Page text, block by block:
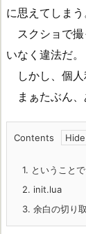
に思えてしまう
スクショで撮
いなく違法だ。
しかし、個人
まぁたぶん、
Contents
1. ということ
2. init.lua
3. 余白の切り